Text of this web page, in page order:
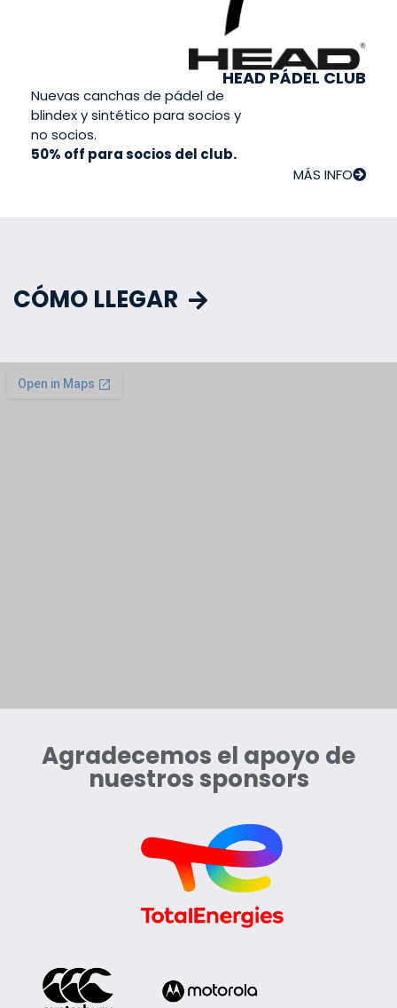
HEAD PÁDEL CLUB
Nuevas canchas de pádel de
blindex y sintético para socios y
no socios.
50% off para socios del club.
MÁS INFO
CÓMO LLEGAR
Agradecemos el apoyo de
nuestros sponsors